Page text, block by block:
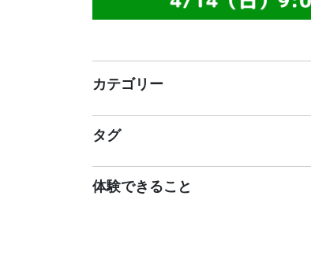
カテゴリー
タグ
体験できること